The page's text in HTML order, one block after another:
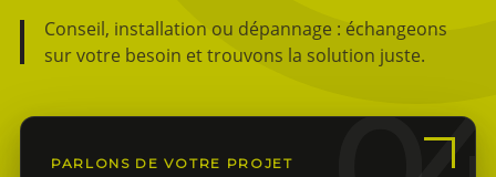
Conseil, installation ou dépannage : échangeons
sur votre besoin et trouvons la solution juste.
PARLONS DE VOTRE PROJET